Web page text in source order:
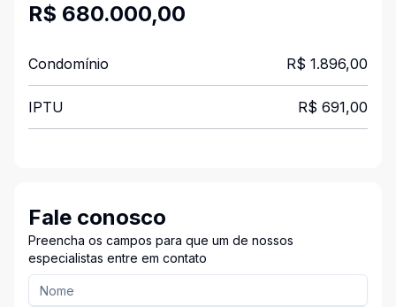
R$ 680.000,00
Condomínio R$ 1.896,00
IPTU R$ 691,00
Fale conosco
Preencha os campos para que um de nossos
especialistas entre em contato